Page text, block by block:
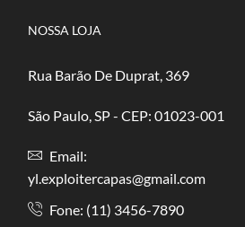
NOSSA LOJA
Rua Barão De Duprat, 369
São Paulo, SP - CEP: 01023-001
Email:
yl.exploitercapas@gmail.com
Fone: (11) 3456-7890